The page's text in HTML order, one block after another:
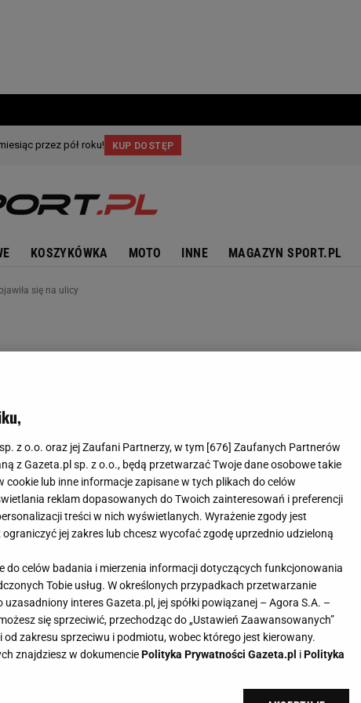
KOSZYKÓWKA MOTO INNE MAGAZYN SPORT.PL
się na ulicy
z o.o. oraz jej Zaufani Partnerzy, w tym [676] Zaufanych Partnerów
z Gazeta.pl sp. z o.o., będą przetwarzać Twoje dane osobowe takie
cookie lub inne informacje zapisane w tych plikach do celów
reklam dopasowanych do Twoich zainteresowań i preferencji
treści w nich wyświetlanych. Wyrażenie zgody jest
jej zakres lub chcesz wycofać zgodę uprzednio udzieloną
do celów badania i mierzenia informacji dotyczących funkcjonowania
Tobie usług. W określonych przypadkach przetwarzanie
interes Gazeta.pl, jej spółki powiązanej – Agora S.A. –
się sprzeciwić, przechodząc do „Ustawień Zaawansowanych”
zakresu sprzeciwu i podmiotu, wobec którego jest kierowany.
znajdziesz w dokumenciePolityka Prywatności Gazeta.pl iPolityka